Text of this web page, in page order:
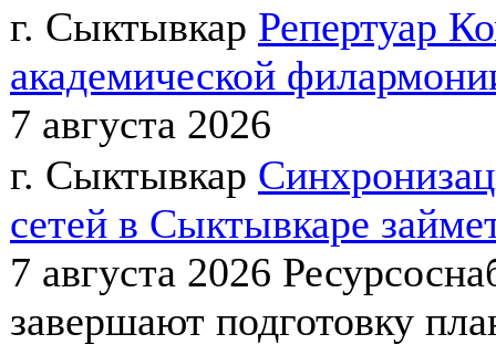
г. Сыктывкар Репертуар
академической
7 августа 2026
г. Сыктывкар
сетей в Сыктывкаре
7 августа 2026
завершают подготовку